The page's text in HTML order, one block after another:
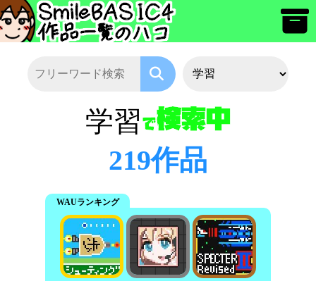
学習
219作品
WAUランキング